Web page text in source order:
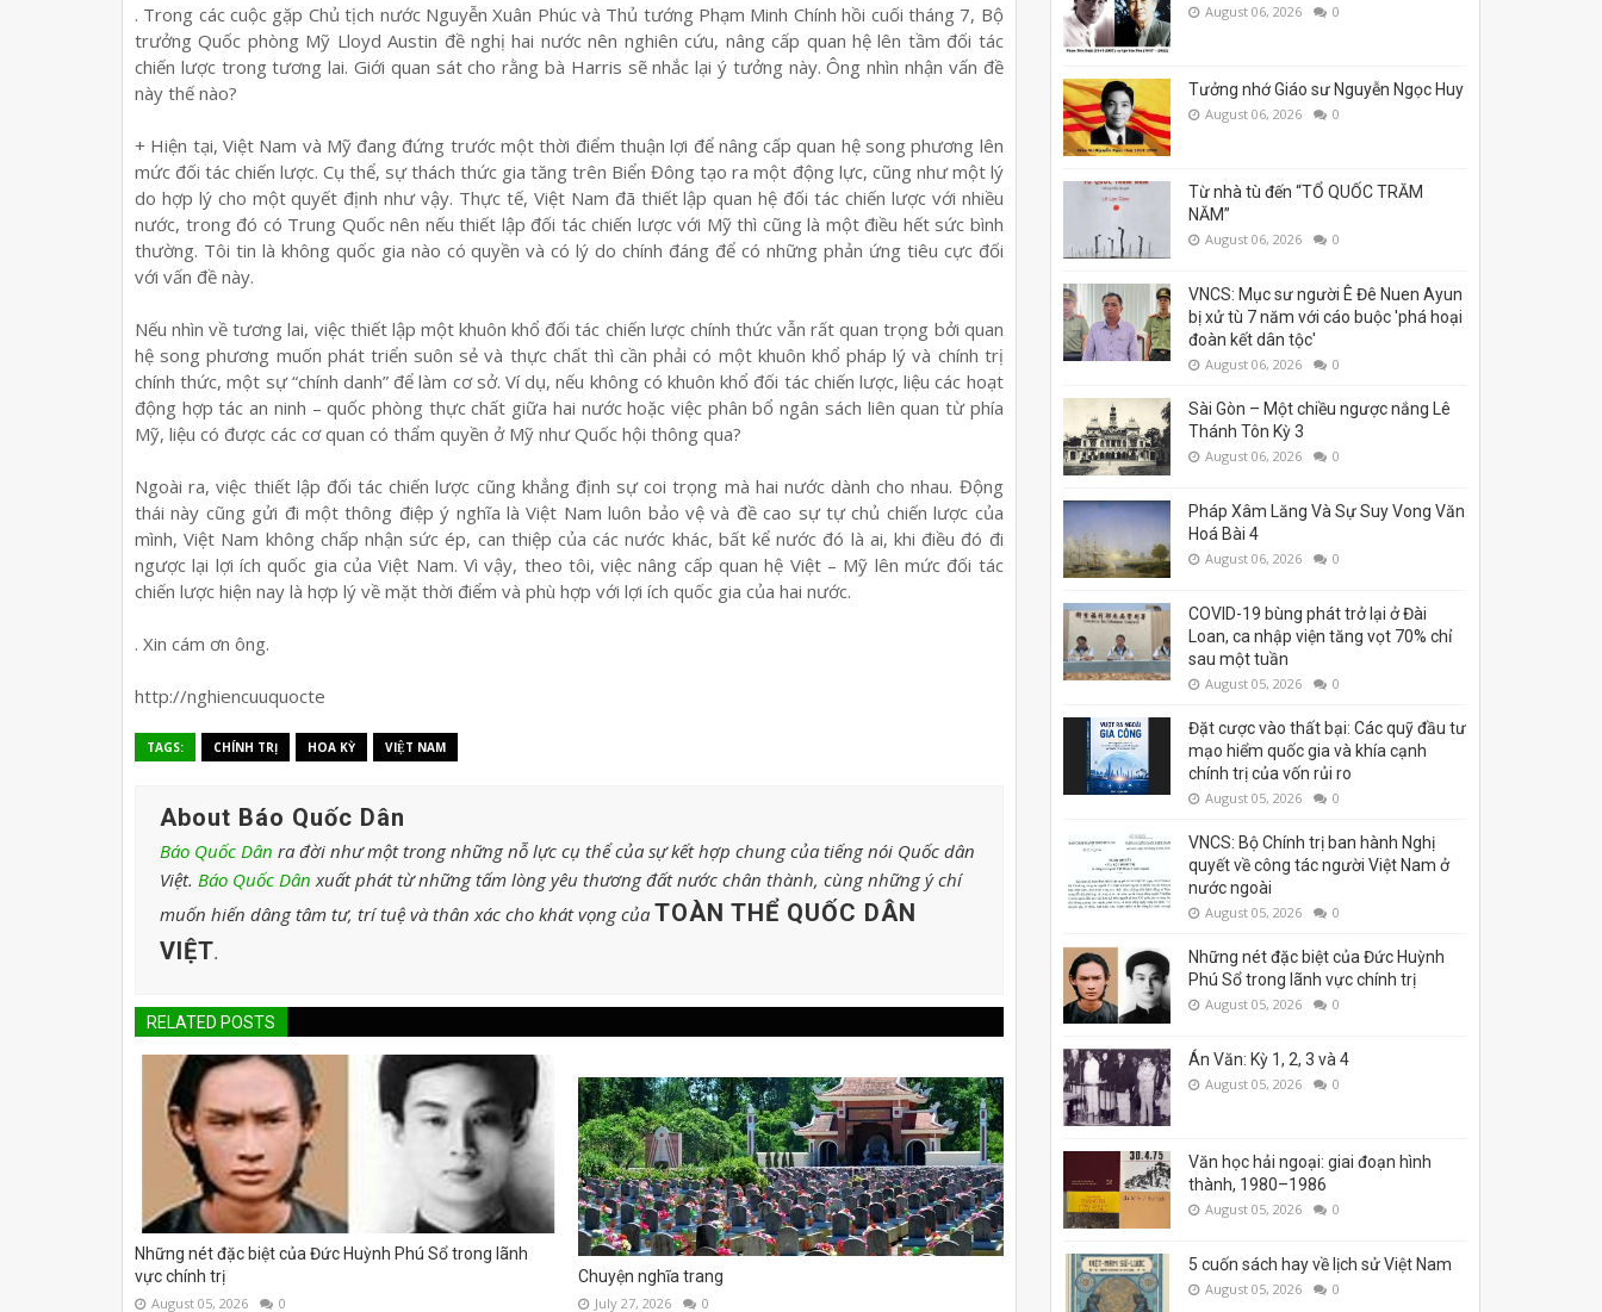
. Trong các cuộc gặp Chủ tịch nước Nguyễn Xuân Phúc và Thủ tướng Phạm Minh Chính hồi cuối tháng 7, Bộ
trưởng Quốc phòng Mỹ Lloyd Austin đề nghị hai nước nên nghiên cứu, nâng cấp quan hệ lên tầm đối tác
chiến lược trong tương lai. Giới quan sát cho rằng bà Harris sẽ nhắc lại ý tưởng này. Ông nhìn nhận vấn đề
này thế nào?
+ Hiện tại, Việt Nam và Mỹ đang đứng trước một thời điểm thuận lợi để nâng cấp quan hệ song phương lên
mức đối tác chiến lược. Cụ thể, sự thách thức gia tăng trên Biển Đông tạo ra một động lực, cũng như một lý
do hợp lý cho một quyết định như vậy. Thực tế, Việt Nam đã thiết lập quan hệ đối tác chiến lược với nhiều
nước, trong đó có Trung Quốc nên nếu thiết lập đối tác chiến lược với Mỹ thì cũng là một điều hết sức bình
thường. Tôi tin là không quốc gia nào có quyền và có lý do chính đáng để có những phản ứng tiêu cực đối
với vấn đề này.
Nếu nhìn về tương lai, việc thiết lập một khuôn khổ đối tác chiến lược chính thức vẫn rất quan trọng bởi quan
hệ song phương muốn phát triển suôn sẻ và thực chất thì cần phải có một khuôn khổ pháp lý và chính trị
chính thức, một sự “chính danh” để làm cơ sở. Ví dụ, nếu không có khuôn khổ đối tác chiến lược, liệu các hoạt
động hợp tác an ninh – quốc phòng thực chất giữa hai nước hoặc việc phân bổ ngân sách liên quan từ phía
Mỹ, liệu có được các cơ quan có thẩm quyền ở Mỹ như Quốc hội thông qua?
Ngoài ra, việc thiết lập đối tác chiến lược cũng khẳng định sự coi trọng mà hai nước dành cho nhau. Động
thái này cũng gửi đi một thông điệp ý nghĩa là Việt Nam luôn bảo vệ và đề cao sự tự chủ chiến lược của
mình, Việt Nam không chấp nhận sức ép, can thiệp của các nước khác, bất kể nước đó là ai, khi điều đó đi
ngược lại lợi ích quốc gia của Việt Nam. Vì vậy, theo tôi, việc nâng cấp quan hệ Việt – Mỹ lên mức đối tác
chiến lược hiện nay là hợp lý về mặt thời điểm và phù hợp với lợi ích quốc gia của hai nước.
. Xin cám ơn ông.
http://nghiencuuquocte
TAGS: CHÍNH TRỊ HOA KỲ VIỆT NAM
About Báo Quốc Dân
Báo Quốc Dân ra đời như một trong những nỗ lực cụ thể của sự kết hợp chung của tiếng nói Quốc dân
Việt. Báo Quốc Dân xuất phát từ những tấm lòng yêu thương đất nước chân thành, cùng những ý chí
muốn hiến dâng tâm tư, trí tuệ và thân xác cho khát vọng của TOÀN THỂ QUỐC DÂN
VIỆT.
RELATED POSTS
Những nét đặc biệt của Đức Huỳnh Phú Sổ trong lãnh
vực chính trị
August 05, 2026 0
Chuyện nghĩa trang
July 27, 2026 0
August 06, 2026 0
Tưởng nhớ Giáo sư Nguyễn Ngọc Huy
August 06, 2026 0
Từ nhà tù đến “TỔ QUỐC TRĂM
NĂM”
August 06, 2026 0
VNCS: Mục sư người Ê Đê Nuen Ayun
bị xử tù 7 năm với cáo buộc 'phá hoại
đoàn kết dân tộc'
August 06, 2026 0
Sài Gòn – Một chiều ngược nắng Lê
Thánh Tôn Kỳ 3
August 06, 2026 0
Pháp Xâm Lăng Và Sự Suy Vong Văn
Hoá Bài 4
August 06, 2026 0
COVID-19 bùng phát trở lại ở Đài
Loan, ca nhập viện tăng vọt 70% chỉ
sau một tuần
August 05, 2026 0
Đặt cược vào thất bại: Các quỹ đầu tư
mạo hiểm quốc gia và khía cạnh
chính trị của vốn rủi ro
August 05, 2026 0
VNCS: Bộ Chính trị ban hành Nghị
quyết về công tác người Việt Nam ở
nước ngoài
August 05, 2026 0
Những nét đặc biệt của Đức Huỳnh
Phú Sổ trong lãnh vực chính trị
August 05, 2026 0
Án Văn: Kỳ 1, 2, 3 và 4
August 05, 2026 0
Văn học hải ngoại: giai đoạn hình
thành, 1980–1986
August 05, 2026 0
5 cuốn sách hay về lịch sử Việt Nam
August 05, 2026 0